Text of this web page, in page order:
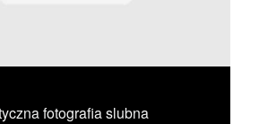
fotografia slubna
SIĘ ZE MNĄ →